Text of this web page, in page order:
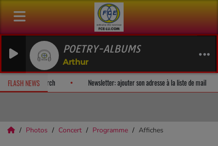
POETRY-ALBUMS
Arthur
FLASH NEWS
surprise! Fan Releases & Merch Newsletter: ajouter son
Photos Concert Programme Affiches